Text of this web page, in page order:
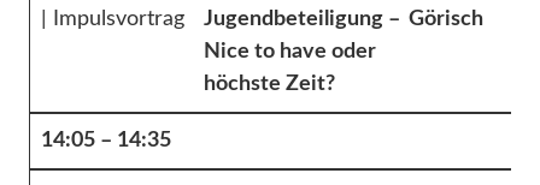
| Impulsvortrag
Jugendbeteiligung –
Nice to have oder
höchste Zeit?
Görisch
14:05 – 14:35